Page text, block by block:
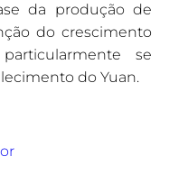
da produção de
do crescimento
se
do Yuan.